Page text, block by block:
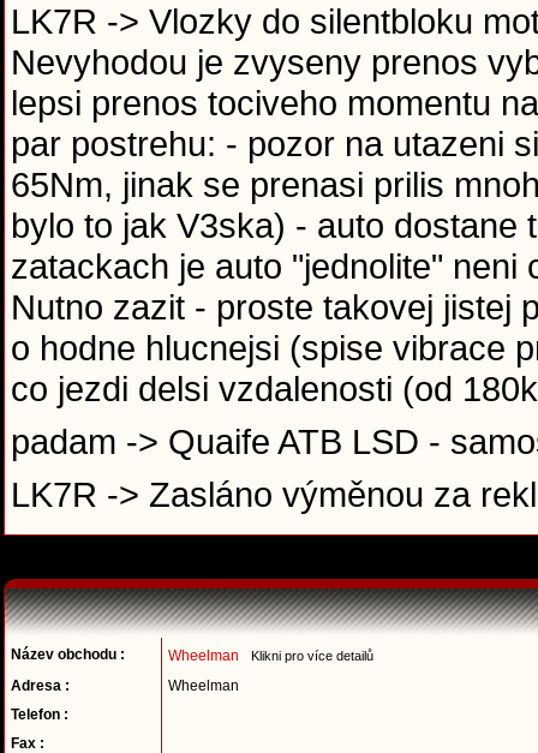
LK7R -> Vlozky do silentbloku
Nevyhodou je zvyseny prenos
lepsi prenos tociveho momentu
par postrehu: - pozor na utazeni
65Nm, jinak se prenasi prilis
bylo to jak V3ska) - auto dostane
zatackach je auto "jednolite"
Nutno zazit - proste takovej jistej
o hodne hlucnejsi (spise vibrace
co jezdi delsi vzdalenosti (od
padam -> Quaife ATB LSD -
LK7R -> Zasláno výměnou za
Název obchodu : Wheelman Klikni pro více detailů
Adresa :
Wheelman
Telefon :
Fax :